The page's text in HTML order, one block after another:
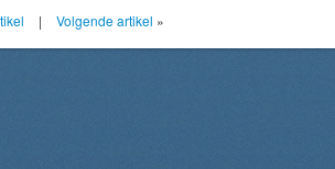
| Volgende artikel »